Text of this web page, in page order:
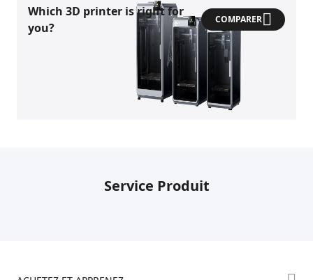
Which 3D printer is right for
you?
COMPARER
Service Produit